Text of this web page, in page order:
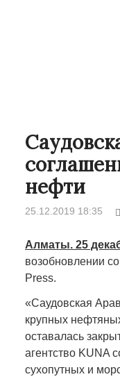
нефти
25.12.2019 18:35
Алматы. 25
возобновлении
Press.
«Саудовская
крупных
оставалась
агентство KUNA
сухопутных и